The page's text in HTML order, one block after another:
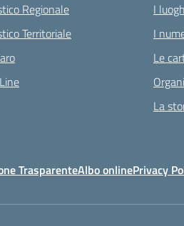
Regionale
Territoriale
I
I
Le
La
TrasparenteAlbo onlinePrivacy